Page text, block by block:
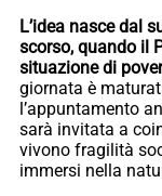
L’idea nasce dal
scorso, quando il
situazione di
giornata è
l’appuntamento
sarà invitata a
vivono fragilità
immersi nella